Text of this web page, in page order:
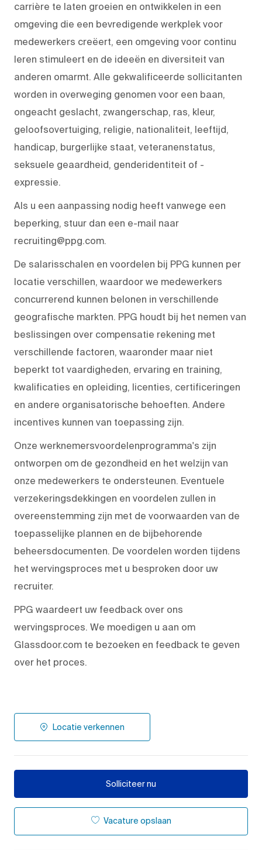
carrière te laten groeien en ontwikkelen in een
omgeving die een bevredigende werkplek voor
medewerkers creëert, een omgeving voor continu
leren stimuleert en de ideeën en diversiteit van
anderen omarmt. Alle gekwalificeerde sollicitanten
worden in overweging genomen voor een baan,
ongeacht geslacht, zwangerschap, ras, kleur,
geloofsovertuiging, religie, nationaliteit, leeftijd,
handicap, burgerlijke staat, veteranenstatus,
seksuele geaardheid, genderidentiteit of -
expressie.
Als u een aanpassing nodig heeft vanwege een
beperking, stuur dan een e-mail naar
recruiting@ppg.com.
De salarisschalen en voordelen bij PPG kunnen per
locatie verschillen, waardoor we medewerkers
concurrerend kunnen belonen in verschillende
geografische markten. PPG houdt bij het nemen van
beslissingen over compensatie rekening met
verschillende factoren, waaronder maar niet
beperkt tot vaardigheden, ervaring en training,
kwalificaties en opleiding, licenties, certificeringen
en andere organisatorische behoeften. Andere
incentives kunnen van toepassing zijn.
Onze werknemersvoordelenprogramma's zijn
ontworpen om de gezondheid en het welzijn van
onze medewerkers te ondersteunen. Eventuele
verzekeringsdekkingen en voordelen zullen in
overeenstemming zijn met de voorwaarden van de
toepasselijke plannen en de bijbehorende
beheersdocumenten. De voordelen worden tijdens
het wervingsproces met u besproken door uw
recruiter.
PPG waardeert uw feedback over ons
wervingsproces. We moedigen u aan om
Glassdoor.com te bezoeken en feedback te geven
over het proces.
Locatie verkennen
Solliciteer nu
Vacature opslaan